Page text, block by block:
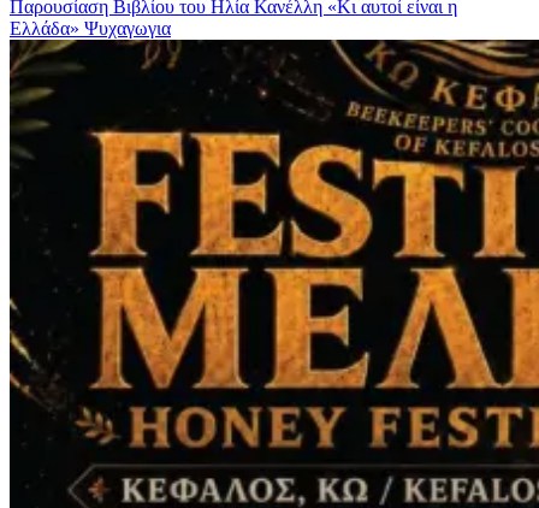
Παρουσίαση Βιβλίου του Ηλία Κανέλλη «Κι αυτοί είναι η
Ελλάδα» Ψυχαγωγια